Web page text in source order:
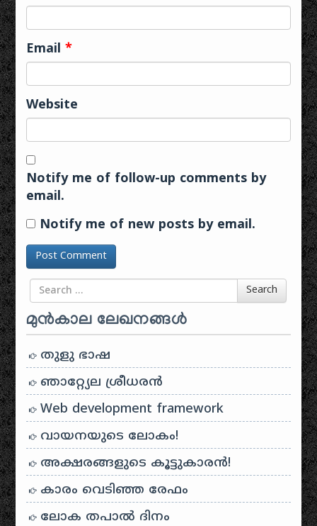
Email*
Website
Notify me of follow-up comments by
email.
Notify me of new posts by email.
Search for Search
മുൻകാല ലേഖനങ്ങൾ
തുളു ഭാഷ
ഞാറ്റ്യേല ശ്രീധരൻ
Web development framework
വായനയുടെ ലോകം!
അക്ഷരങ്ങളുടെ കൂട്ടുകാരൻ!
കാരം വെടിഞ്ഞ രേഫം
ലോക തപാൽ ദിനം